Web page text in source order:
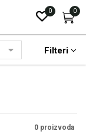
0
0
Filteri
0 proizvoda